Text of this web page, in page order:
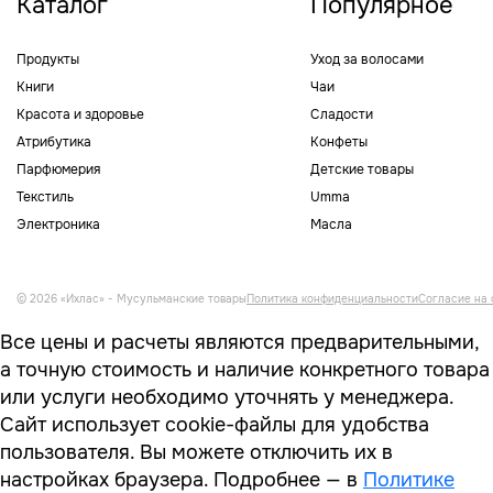
Продукты
Книги
Красота и здоровье
Атрибутика
Парфюмерия
Текстиль
Электроника
Уход за волосами
Чаи
Сладости
Конфеты
Детские товары
Umma
Масла
© 2026 «Ихлас» - Мусульманские товарыПолитика конфиденциальностиСогласие на
Все цены и расчеты являются предварительными,
а точную стоимость и наличие конкретного товара
или услуги необходимо уточнять у менеджера.
Сайт использует cookie-файлы для удобства
пользователя. Вы можете отключить их в
настройках браузера. Подробнее — в Политике